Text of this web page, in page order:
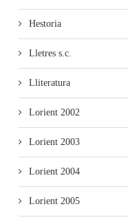
Hestoria
Lletres s.c.
Lliteratura
Lorient 2002
Lorient 2003
Lorient 2004
Lorient 2005